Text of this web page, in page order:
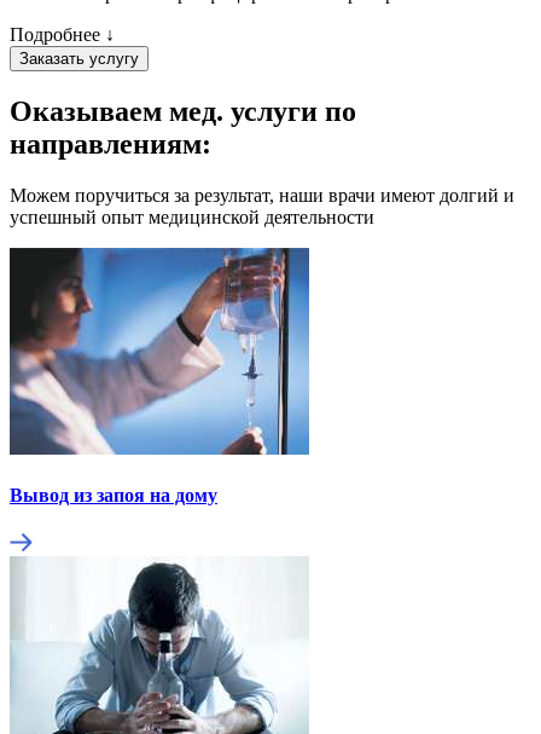
Подробнее ↓
Заказать услугу
Оказываем мед. услуги по
направлениям:
Можем поручиться за результат, наши врачи имеют долгий и
успешный опыт медицинской деятельности
Вывод из запоя на дому